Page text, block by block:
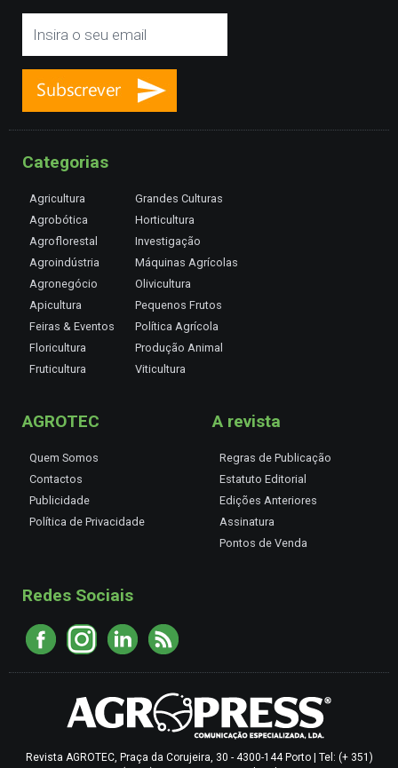
Categorias
Agricultura
Agrobótica
Agroflorestal
Agroindústria
Agronegócio
Apicultura
Feiras & Eventos
Floricultura
Fruticultura
Grandes Culturas
Horticultura
Investigação
Máquinas Agrícolas
Olivicultura
Pequenos Frutos
Política Agrícola
Produção Animal
Viticultura
AGROTEC
Quem Somos
Contactos
Publicidade
Política de Privacidade
A revista
Regras de Publicação
Estatuto Editorial
Edições Anteriores
Assinatura
Pontos de Venda
Redes Sociais
Revista AGROTEC, Praça da Corujeira, 30 - 4300-144 Porto | Tel: (+ 351)